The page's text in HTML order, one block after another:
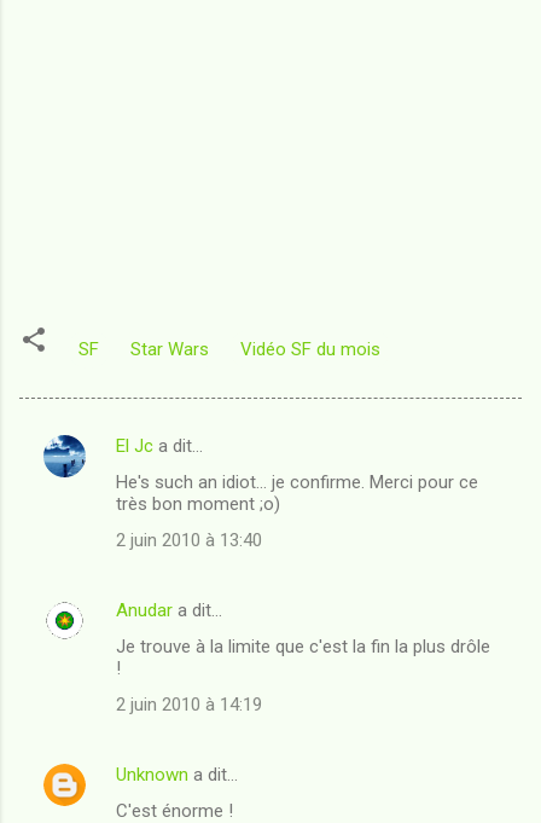
SF Star Wars Vidéo SF du mois
C
n
e
El Jc a dit…
He's such an idiot... je confirme. Merci pour ce
très bon moment ;o)
2 juin 2010 à 13:40
Anudar a dit…
Je trouve à la limite que c'est la fin la plus drôle
!
2 juin 2010 à 14:19
Unknown a dit…
C'est énorme !